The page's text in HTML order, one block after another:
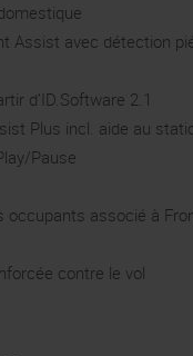
Assist avec détection
d’ID.Software 2.1
Plus incl. aide au
Pause
occupants associé à
contre le vol